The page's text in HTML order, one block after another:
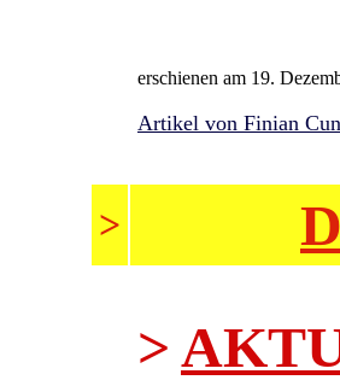
erschienen am 19.
Artikel von Finian
>
>